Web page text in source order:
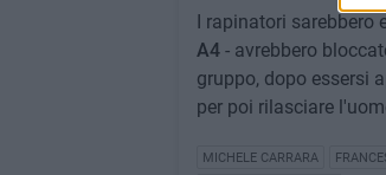
I rapinatori sarebbero
A4- avrebbero
gruppo, dopo essersi
per poi rilasciare
MICHELE CARRARA